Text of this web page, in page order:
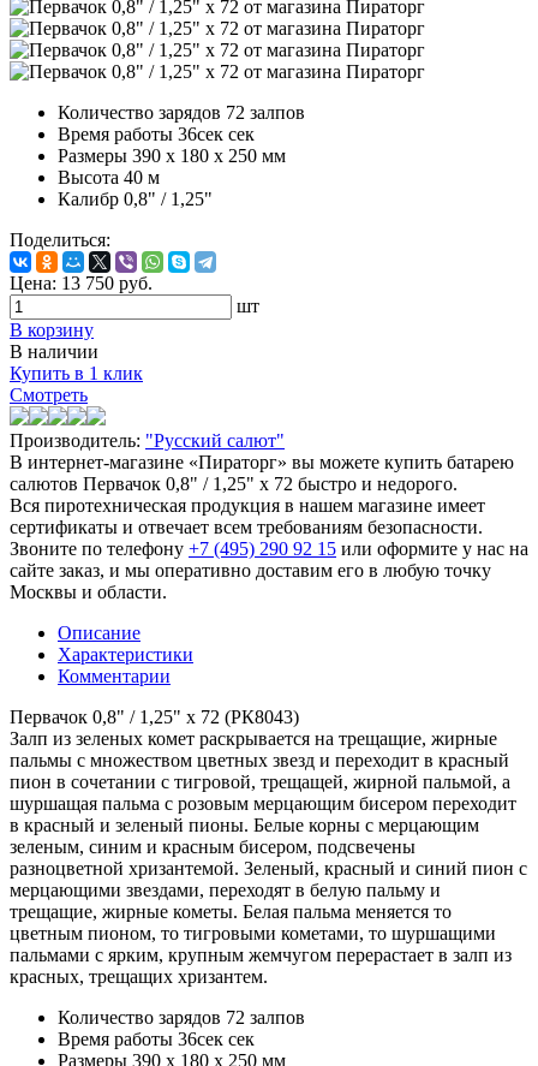
Количество зарядов 72 залпов
Время работы 36сек сек
Размеры 390 х 180 х 250 мм
Высота 40 м
Калибр 0,8" / 1,25"
Поделиться:
Цена: 13 750 руб.
шт
В корзину
В наличии
Купить в 1 клик
Смотреть
Производитель: "Русский салют"
В интернет-магазине «Пираторг» вы можете купить батарею
салютов Первачок 0,8" / 1,25" х 72 быстро и недорого.
Вся пиротехническая продукция в нашем магазине имеет
сертификаты и отвечает всем требованиям безопасности.
Звоните по телефону +7 (495) 290 92 15 или оформите у нас на
сайте заказ, и мы оперативно доставим его в любую точку
Москвы и области.
Описание
Характеристики
Комментарии
Первачок 0,8" / 1,25" х 72 (РК8043)
Залп из зеленых комет раскрывается на трещащие, жирные
пальмы с множеством цветных звезд и переходит в красный
пион в сочетании с тигровой, трещащей, жирной пальмой, а
шуршащая пальма с розовым мерцающим бисером переходит
в красный и зеленый пионы. Белые корны с мерцающим
зеленым, синим и красным бисером, подсвечены
разноцветной хризантемой. Зеленый, красный и синий пион с
мерцающими звездами, переходят в белую пальму и
трещащие, жирные кометы. Белая пальма меняется то
цветным пионом, то тигровыми кометами, то шуршащими
пальмами с ярким, крупным жемчугом перерастает в залп из
красных, трещащих хризантем.
Количество зарядов 72 залпов
Время работы 36сек сек
Размеры 390 х 180 х 250 мм